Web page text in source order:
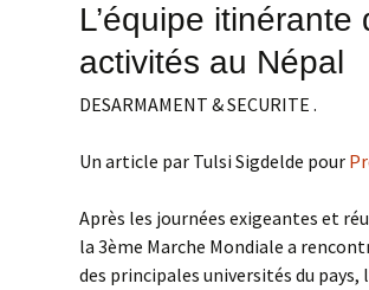
L’équipe
activités au Népal
DESARMAMENT & SECURITE .
Un article par Tulsi Sigdelde pour
Après les journées exigeantes et
la 3ème Marche Mondiale a
des principales universités du pays,